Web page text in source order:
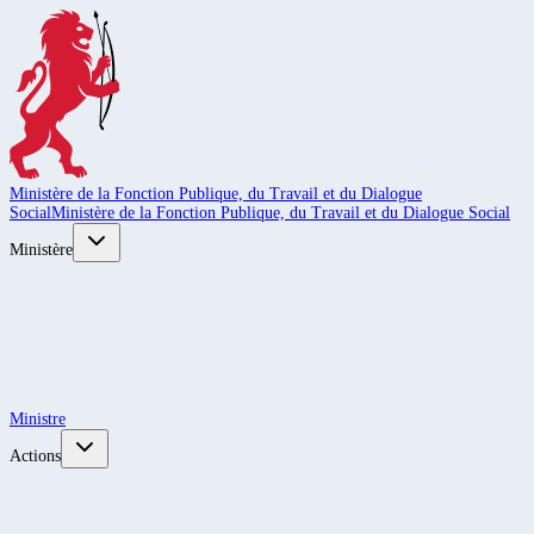
Ministère de la Fonction Publique, du Travail et du Dialogue
SocialMinistère de la Fonction Publique, du Travail et du Dialogue Social
Ministère
Ministre
Actions